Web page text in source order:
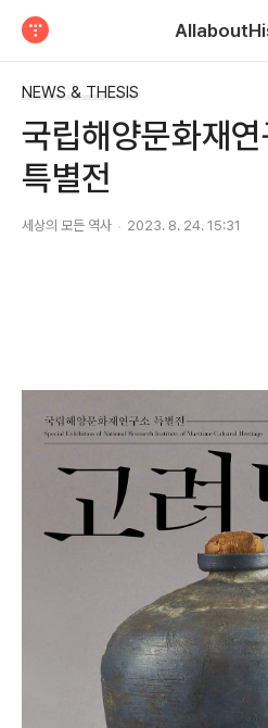
NEWS & THESIS
국립해양문화재연
특별전
세상의 모든 역사 2023. 8. 24. 15:31